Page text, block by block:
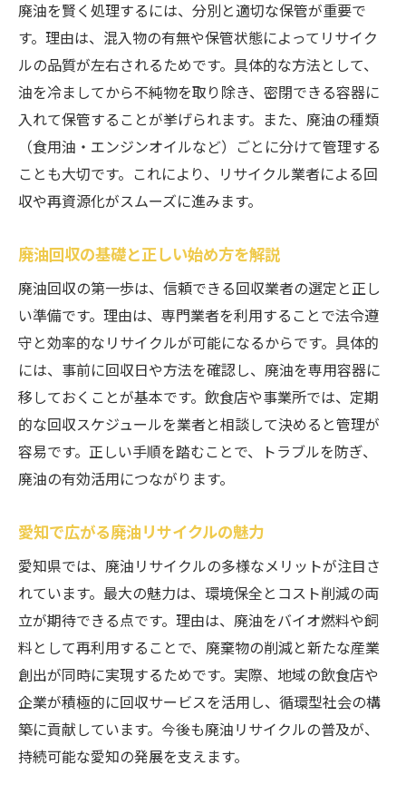
無料回収で得する廃油処理の流れ
賢い廃油活用と無料回収の活用法
廃油回収の費用と無料サービス比較
廃油の買取・回収を賢く選ぶ方法
廃油買取サービスの利用手順と注意点
廃油買取と無料回収の違いを理解しよう
廃油回収業者の賢い選び方ガイド
廃油を高く買い取ってもらう工夫とは
廃油回収と買取サービス徹底活用術
日常で役立つ廃油リサイクルの始め方
家庭でできる廃油リサイクル習慣
飲食店で役立つ廃油再利用の工夫
廃油回収を生活に取り入れるコツ
廃油リサイクルを始める基本ステップ
日常で試せる廃油処理のアイデア
廃油を賢く処理するには、分別と適切な保管が重要で
す。理由は、混入物の有無や保管状態によってリサイク
ルの品質が左右されるためです。具体的な方法として、
油を冷ましてから不純物を取り除き、密閉できる容器に
入れて保管することが挙げられます。また、廃油の種類
（食用油・エンジンオイルなど）ごとに分けて管理する
ことも大切です。これにより、リサイクル業者による回
収や再資源化がスムーズに進みます。
廃油回収の基礎と正しい始め方を解説
廃油回収の第一歩は、信頼できる回収業者の選定と正し
い準備です。理由は、専門業者を利用することで法令遵
守と効率的なリサイクルが可能になるからです。具体的
には、事前に回収日や方法を確認し、廃油を専用容器に
移しておくことが基本です。飲食店や事業所では、定期
的な回収スケジュールを業者と相談して決めると管理が
容易です。正しい手順を踏むことで、トラブルを防ぎ、
廃油の有効活用につながります。
愛知で広がる廃油リサイクルの魅力
愛知県では、廃油リサイクルの多様なメリットが注目さ
れています。最大の魅力は、環境保全とコスト削減の両
立が期待できる点です。理由は、廃油をバイオ燃料や飼
料として再利用することで、廃棄物の削減と新たな産業
創出が同時に実現するためです。実際、地域の飲食店や
企業が積極的に回収サービスを活用し、循環型社会の構
築に貢献しています。今後も廃油リサイクルの普及が、
持続可能な愛知の発展を支えます。